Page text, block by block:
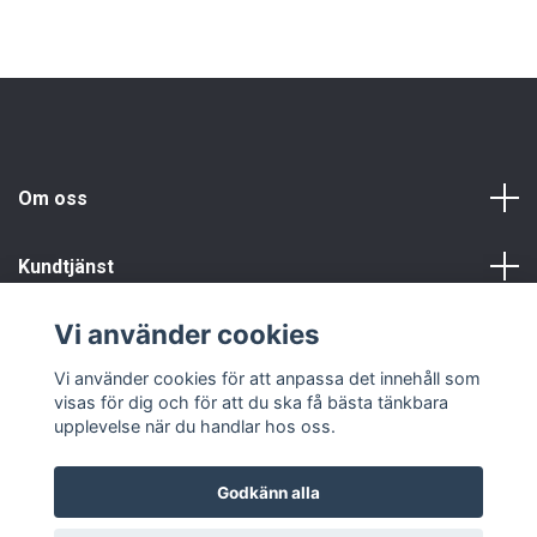
Om oss
Kundtjänst
Vi använder cookies
Vi använder cookies för att anpassa det innehåll som
visas för dig och för att du ska få bästa tänkbara
upplevelse när du handlar hos oss.
Godkänn alla